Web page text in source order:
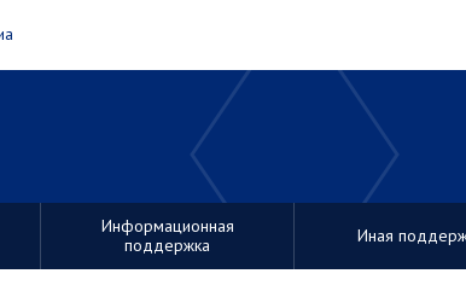
Информационная
поддержка
Иная